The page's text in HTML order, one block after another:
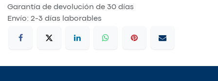
Garantía de devolución de 30 días
Envío: 2-3 días laborables